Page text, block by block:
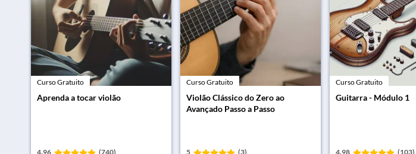
Curso Gratuito
Aprenda a tocar violão
4.96
(740)
Curso Gratuito
Violão Clássico do Zero ao
Avançado Passo a Passo
5
(3)
Curso Gratuito
Guitarra - Módulo 1
4.98
(103)